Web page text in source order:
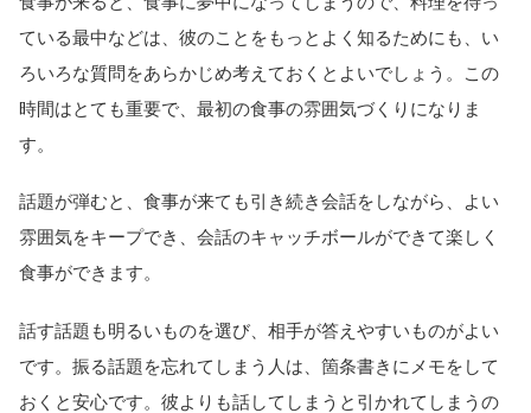
ている最中などは、彼のことをもっとよく知るためにも、い
ろいろな質問をあらかじめ考えておくとよいでしょう。この
時間はとても重要で、最初の食事の雰囲気づくりになりま
す。
話題が弾むと、食事が来ても引き続き会話をしながら、よい
雰囲気をキープでき、会話のキャッチボールができて楽しく
食事ができます。
話す話題も明るいものを選び、相手が答えやすいものがよい
です。振る話題を忘れてしまう人は、箇条書きにメモをして
おくと安心です。彼よりも話してしまうと引かれてしまうの